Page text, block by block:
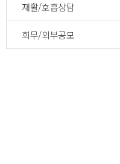
재활/호흡상담
회무/외부공모